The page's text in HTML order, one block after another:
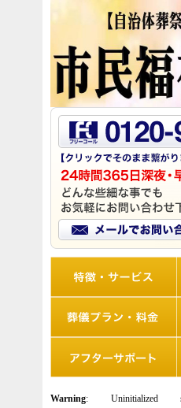
Warning: